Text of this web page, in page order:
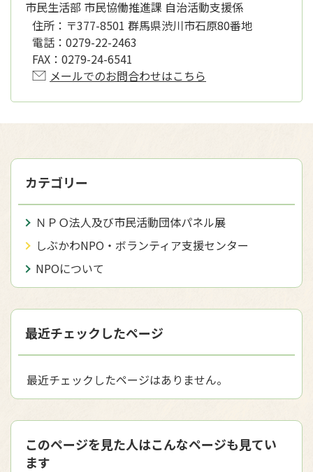
市民生活部 市民協働推進課 自治活動支援係
住所： 〒377-8501 群馬県渋川市石原80番地
電話： 0279-22-2463
FAX： 0279-24-6541
メールでのお問合わせはこちら
カテゴリー
ＮＰＯ法人及び市民活動団体パネル展
しぶかわNPO・ボランティア支援センター
NPOについて
最近チェックしたページ
最近チェックしたページはありません。
このページを見た人はこんなページも見てい
ます